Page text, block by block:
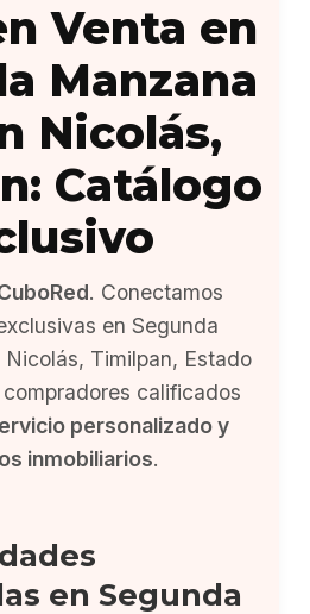
Venta en
Manzana
Nicolás,
Catálogo
. Conectamos
en Segunda
Timilpan, Estado
calificados
personalizado y
inmobiliarios.
en Segunda